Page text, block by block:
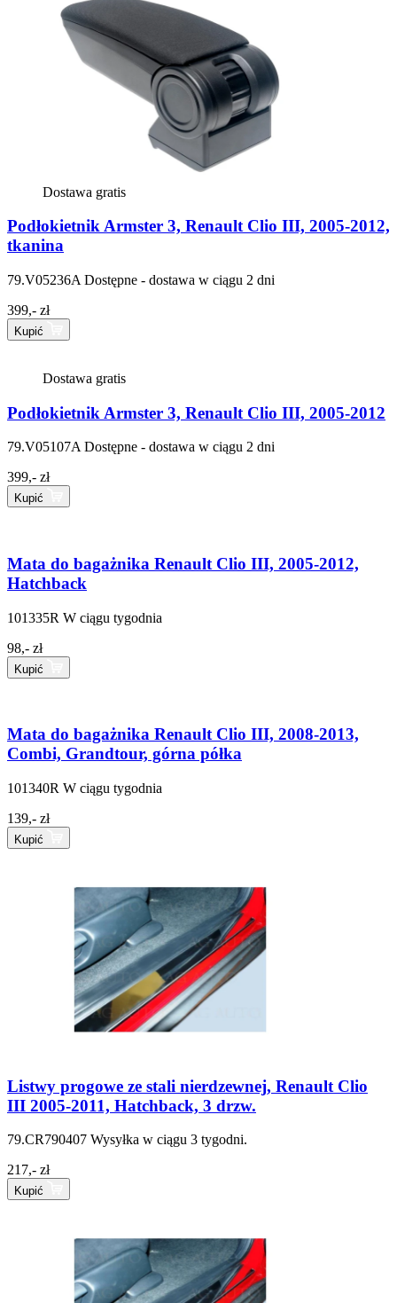
Dostawa gratis
Podłokietnik Armster 3, Renault Clio III, 2005-2012,
tkanina
79.V05236A Dostępne - dostawa w ciągu 2 dni
399,- zł
Kupić
Dostawa gratis
Podłokietnik Armster 3, Renault Clio III, 2005-2012
79.V05107A Dostępne - dostawa w ciągu 2 dni
399,- zł
Kupić
Mata do bagażnika Renault Clio III, 2005-2012,
Hatchback
101335R W ciągu tygodnia
98,- zł
Kupić
Mata do bagażnika Renault Clio III, 2008-2013,
Combi, Grandtour, górna półka
101340R W ciągu tygodnia
139,- zł
Kupić
Listwy progowe ze stali nierdzewnej, Renault Clio
III 2005-2011, Hatchback, 3 drzw.
79.CR790407 Wysyłka w ciągu 3 tygodni.
217,- zł
Kupić